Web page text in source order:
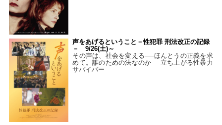
声をあげるということ－性犯罪 刑法改正の記録
－ 9/26(土)～
その声は、社会を変える──ほんとうの正義を求
めて。誰のための法なのか──立ち上がる性暴力
サバイバー